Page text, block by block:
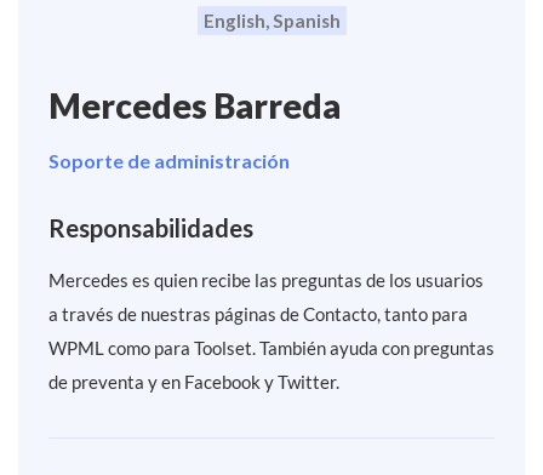
English, Spanish
Mercedes Barreda
Soporte de administración
Responsabilidades
Mercedes es quien recibe las preguntas de los usuarios
a través de nuestras páginas de Contacto, tanto para
WPML como para Toolset. También ayuda con preguntas
de preventa y en Facebook y Twitter.